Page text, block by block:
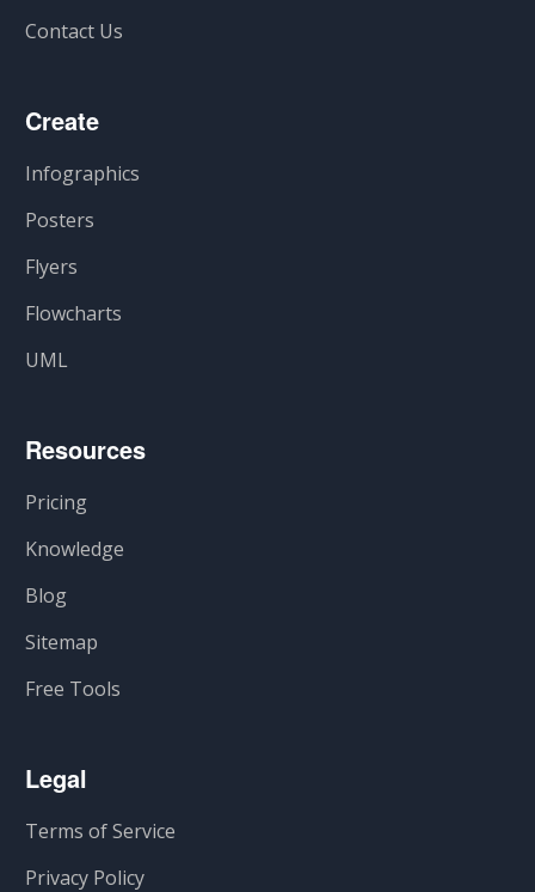
Contact Us
Create
Infographics
Posters
Flyers
Flowcharts
UML
Resources
Pricing
Knowledge
Blog
Sitemap
Free Tools
Legal
Terms of Service
Privacy Policy